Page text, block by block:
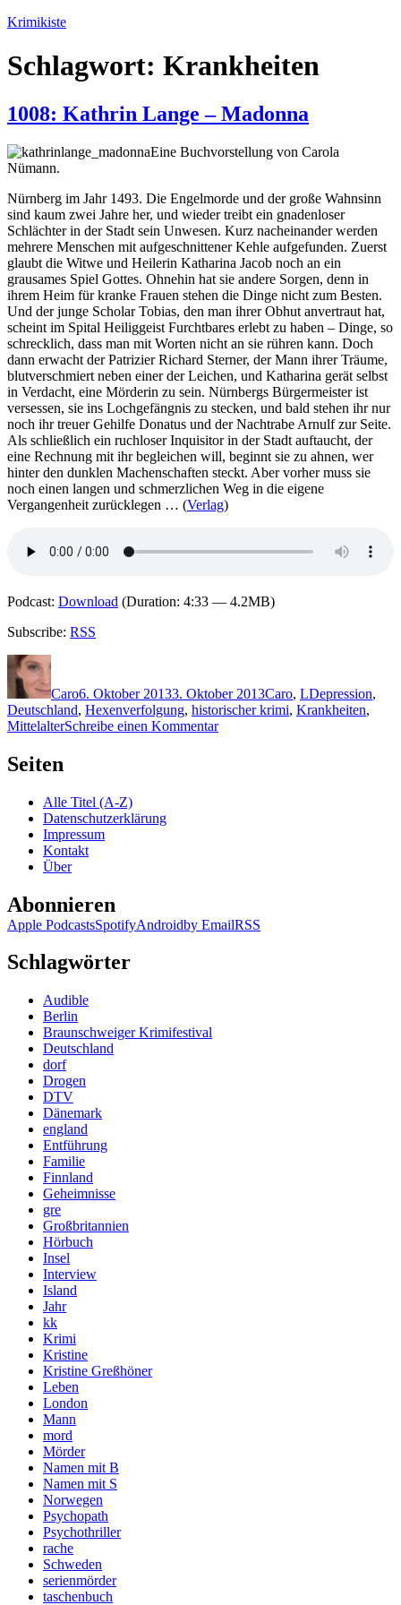
Zum
springen
Krimikiste
Schlagwort: Krankheiten
1008: Kathrin Lange – Madonna
Eine Buchvorstellung von Carola
Nümann.
Nürnberg im Jahr 1493. Die Engelmorde und der große Wahnsinn
sind kaum zwei Jahre her, und wieder treibt ein gnadenloser
Schlächter in der Stadt sein Unwesen. Kurz nacheinander werden
mehrere Menschen mit aufgeschnittener Kehle aufgefunden. Zuerst
glaubt die Witwe und Heilerin Katharina Jacob noch an ein
grausames Spiel Gottes. Ohnehin hat sie andere Sorgen, denn in
ihrem Heim für kranke Frauen stehen die Dinge nicht zum Besten.
Und der junge Scholar Tobias, den man ihrer Obhut anvertraut hat,
scheint im Spital Heiliggeist Furchtbares erlebt zu haben – Dinge, so
schrecklich, dass man mit Worten nicht an sie rühren kann. Doch
dann erwacht der Patrizier Richard Sterner, der Mann ihrer Träume,
blutverschmiert neben einer der Leichen, und Katharina gerät selbst
in Verdacht, eine Mörderin zu sein. Nürnbergs Bürgermeister ist
versessen, sie ins Lochgefängnis zu stecken, und bald stehen ihr nur
noch ihr treuer Gehilfe Donatus und der Nachtrabe Arnulf zur Seite.
Als schließlich ein ruchloser Inquisitor in der Stadt auftaucht, der
eine Rechnung mit ihr begleichen will, beginnt sie zu ahnen, wer
hinter den dunklen Machenschaften steckt. Aber vorher muss sie
noch einen langen und schmerzlichen Weg in die eigene
Vergangenheit zurücklegen … (Verlag)
Podcast: Download (Duration: 4:33 — 4.2MB)
Subscribe: RSS
Autor
Caro6. Oktober 20133. Oktober 2013Caro, LDepression,
Deutschland, Hexenverfolgung, historischer krimi, Krankheiten,
MittelalterSchreibe einen Kommentarzu
Seiten
Alle Titel (A-Z)
Datenschutzerklärung
Impressum
Kontakt
Über
Abonnieren
Apple PodcastsSpotifyAndroidby EmailRSS
Schlagwörter
Audible
Berlin
Braunschweiger Krimifestival
Deutschland
dorf
Drogen
DTV
Dänemark
england
Entführung
Familie
Finnland
Geheimnisse
gre
Großbritannien
Hörbuch
Insel
Interview
Island
Jahr
kk
Krimi
Kristine
Kristine Greßhöner
Leben
London
Mann
mord
Mörder
Namen mit B
Namen mit S
Norwegen
Psychopath
Psychothriller
rache
Schweden
serienmörder
taschenbuch